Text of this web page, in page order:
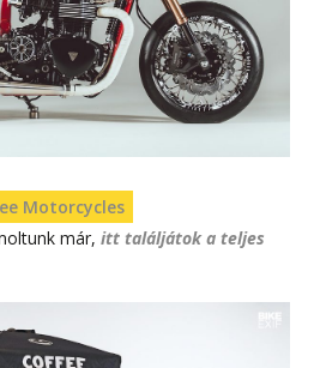
Motorcycles
már, itt találjátok a teljes